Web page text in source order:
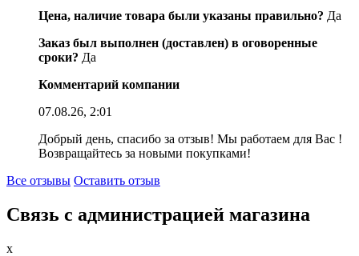
Цена, наличие товара были указаны правильно? Да
Заказ был выполнен (доставлен) в оговоренные
сроки? Да
Комментарий компании
07.08.26, 2:01
Добрый день, спасибо за отзыв! Мы работаем для Вас !
Возвращайтесь за новыми покупками!
Все отзывы Оставить отзыв
Связь с администрацией магазина
x